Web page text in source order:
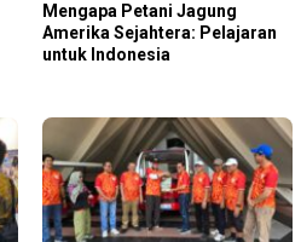
Mengapa Petani Jagung
Amerika Sejahtera: Pelajaran
untuk Indonesia